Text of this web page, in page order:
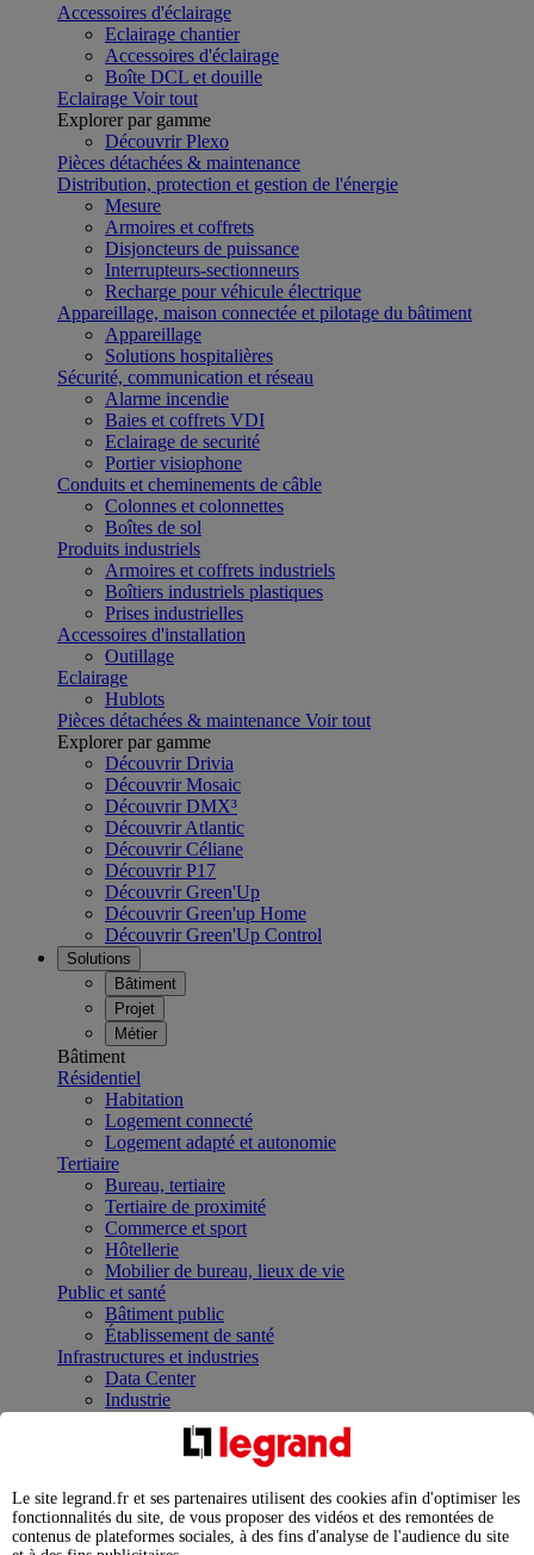
Accessoires d'éclairage
Eclairage chantier
Accessoires d'éclairage
Boîte DCL et douille
Eclairage Voir tout
Explorer par gamme
Découvrir Plexo
Pièces détachées & maintenance
Distribution, protection et gestion de l'énergie
Mesure
Armoires et coffrets
Disjoncteurs de puissance
Interrupteurs-sectionneurs
Recharge pour véhicule électrique
Appareillage, maison connectée et pilotage du bâtiment
Appareillage
Solutions hospitalières
Sécurité, communication et réseau
Alarme incendie
Baies et coffrets VDI
Eclairage de securité
Portier visiophone
Conduits et cheminements de câble
Colonnes et colonnettes
Boîtes de sol
Produits industriels
Armoires et coffrets industriels
Boîtiers industriels plastiques
Prises industrielles
Accessoires d'installation
Outillage
Eclairage
Hublots
Pièces détachées & maintenance Voir tout
Explorer par gamme
Découvrir Drivia
Découvrir Mosaic
Découvrir DMX³
Découvrir Atlantic
Découvrir Céliane
Découvrir P17
Découvrir Green'Up
Découvrir Green'up Home
Découvrir Green'Up Control
Solutions
Bâtiment
Projet
Métier
Bâtiment
Résidentiel
Habitation
Logement connecté
Logement adapté et autonomie
Tertiaire
Bureau, tertiaire
Tertiaire de proximité
Commerce et sport
Hôtellerie
Mobilier de bureau, lieux de vie
Public et santé
Bâtiment public
Établissement de santé
Infrastructures et industries
Data Center
Industrie
Infrastructures
Contrôler et planifier le fonctionnement des appareils
Répartir et optimiser son tableau électrique
Legrand Data Center Solutions : concentrer les
expertises au service de vos performances
Le site legrand.fr et ses partenaires utilisent des cookies afin d'optimiser les
fonctionnalités du site, de vous proposer des vidéos et des remontées de
contenus de plateformes sociales, à des fins d'analyse de l'audience du site